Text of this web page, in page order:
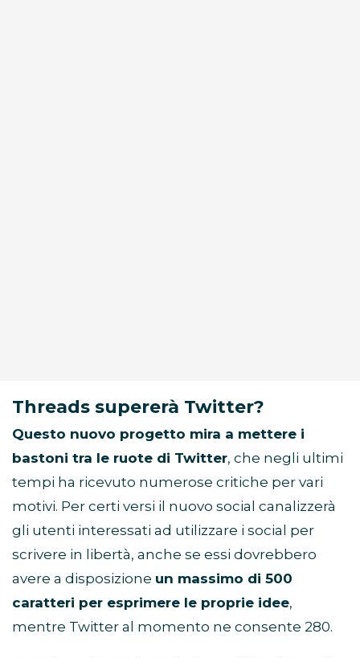
Threads supererà Twitter?
Questo nuovo progetto mira a mettere i
bastoni tra le ruote di Twitter, che negli ultimi
tempi ha ricevuto numerose critiche per vari
motivi. Per certi versi il nuovo social canalizzerà
gli utenti interessati ad utilizzare i social per
scrivere in libertà, anche se essi dovrebbero
avere a disposizione un massimo di 500
caratteri per esprimere le proprie idee,
mentre Twitter al momento ne consente 280.